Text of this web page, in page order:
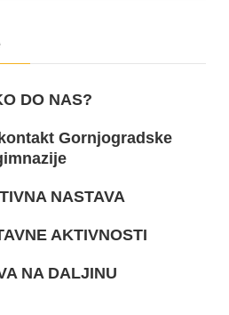
DO NAS?
Gornjogradske
NASTAVA
AKTIVNOSTI
NA DALJINU